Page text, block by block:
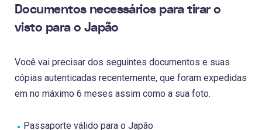
Documentos necessários para tirar o
visto para o Japão
Você vai precisar dos seguintes documentos e suas
cópias autenticadas recentemente, que foram expedidas
em no máximo 6 meses assim como a sua foto.
Passaporte válido para o Japão